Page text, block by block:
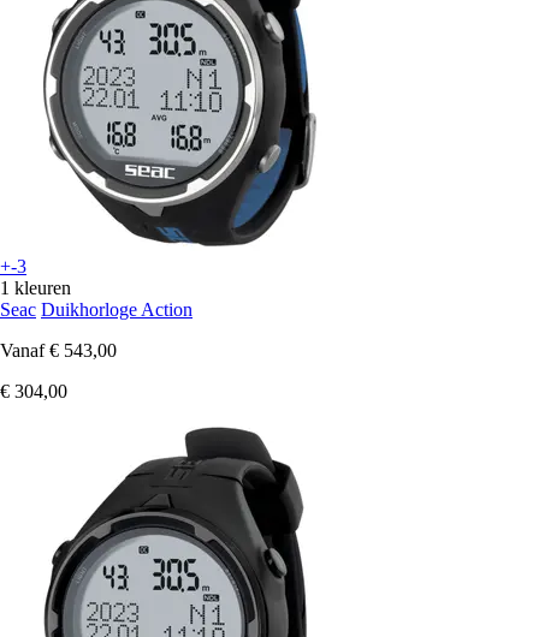
+-3
1 kleuren
Seac Duikhorloge Action
Vanaf € 543,00
€ 304,00